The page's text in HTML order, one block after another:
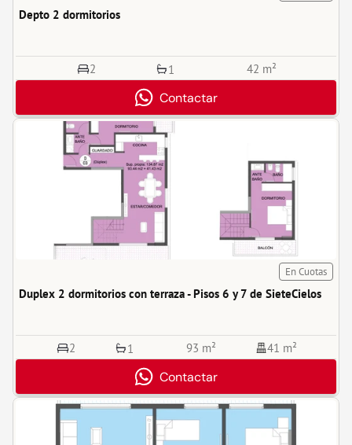
Depto 2 dormitorios
2 1 42 m²
Contactar
En Cuotas
Duplex 2 dormitorios con terraza - Pisos 6 y 7 de SieteCielos
2 1 93 m² 41 m²
Contactar